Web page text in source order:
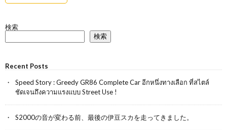
検索
検索
Recent Posts
Speed Story : Greedy GR86 Complete Car อีกหนึ่งทางเลือก ที่สไตล์
ชัดเจนถึงความแรงแบบ Street Use !
S2000の音が変わる前、最後の伊豆スカを走ってきました。